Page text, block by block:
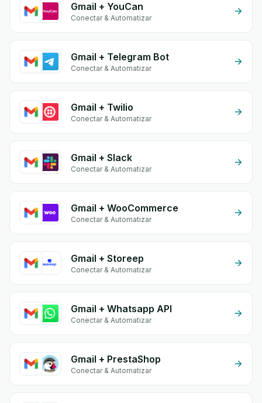
Gmail + YouCan
Conectar & Automatizar
Gmail + Telegram Bot
Conectar & Automatizar
Gmail + Twilio
Conectar & Automatizar
Gmail + Slack
Conectar & Automatizar
Gmail + WooCommerce
Conectar & Automatizar
Gmail + Storeep
Conectar & Automatizar
Gmail + Whatsapp API
Conectar & Automatizar
Gmail + PrestaShop
Conectar & Automatizar